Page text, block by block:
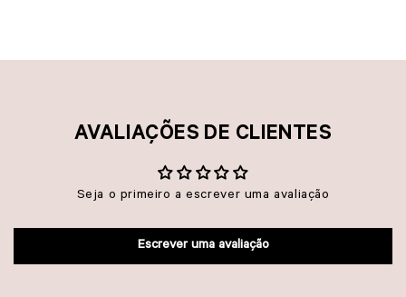
AVALIAÇÕES DE CLIENTES
Seja o primeiro a escrever uma avaliação
Escrever uma avaliação